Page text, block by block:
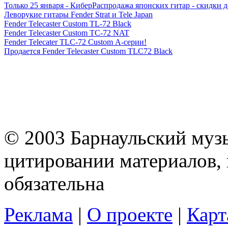
Только 25 января - КиберРаспродажа японских гитар - скидки
Леворукие гитары Fender Strat и Tele Japan
Fender Telecaster Custom TL-72 Black
Fender Telecaster Custom TC-72 NAT
Fender Telecater TLC-72 Custom А-серии!
Продается Fender Telecaster Custom TLC72 Black
© 2003 Барнаульский
цитировании
обязательна
Реклама | О проекте |